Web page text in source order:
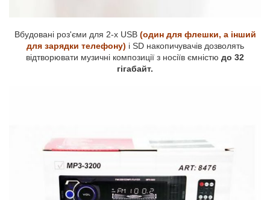
Вбудовані роз'єми для 2-х USB (один для флешки, а інший
для зарядки телефону) і SD накопичувачів дозволять
відтворювати музичні композиції з носіїв ємністю до 32
гігабайт.